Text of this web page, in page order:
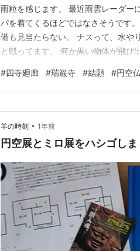
雨粒を感じます。 最近雨雲レーダー
パを着てくるほどではなさそうです
備も見当たらない。 ナスって、水や
と戦ってます。 何か黒い物体が飛
よ、桜の四寺廻廊・結願の瑞巌寺で
場、授与所で四寺廻廊…
#四寺廻廊 #瑞巌寺 #結願 #円空仏
羊の時刻 • 1年前
円空展とミロ展をハシゴしま